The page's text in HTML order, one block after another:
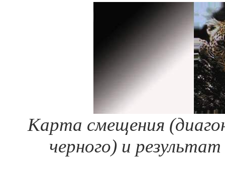
Карта смещения
черного) и